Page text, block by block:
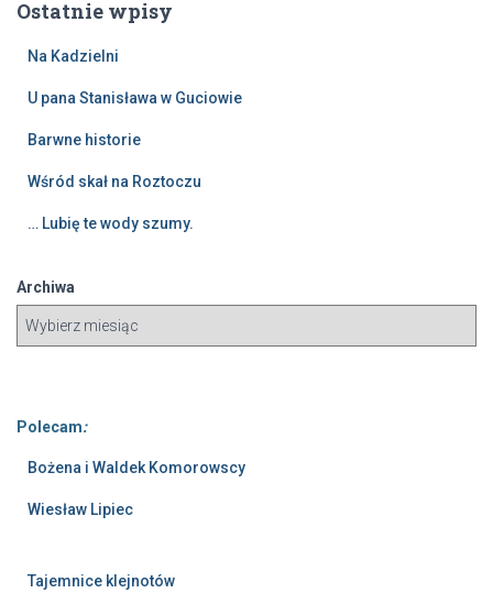
Ostatnie wpisy
Na Kadzielni
U pana Stanisława w Guciowie
Barwne historie
Wśród skał na Roztoczu
… Lubię te wody szumy.
Archiwa
Polecam:
Bożena i Waldek Komorowscy
Wiesław Lipiec
Tajemnice klejnotów